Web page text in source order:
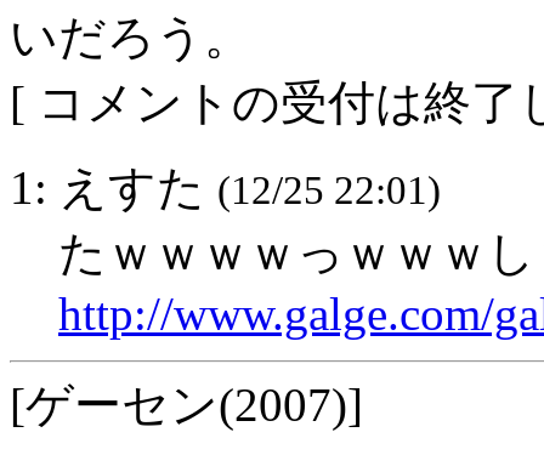
いだろう。
[ コメントの受付は終了
1: えすた (12/25 22:01)
たｗｗｗｗっｗｗｗ
http://www.galge.com/
[ゲーセン(2007)]